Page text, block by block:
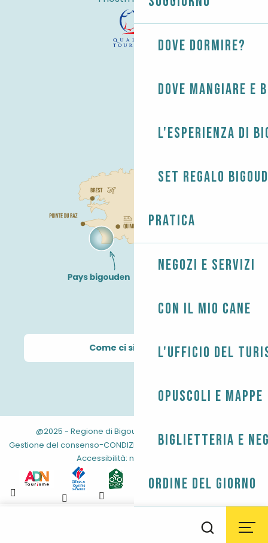
Dove dormire?
Dove mangiare e
L'esperienza di
Set regalo
Pratica
Negozi e servizi
Con il mio cane
L'Ufficio del
Opuscoli e mappe
Biglietteria e
Ordine del giorno
Come ci si arriva?
@2025 - Regione di Bigouden Informazioni legali
Gestione del consenso-CONDIZIONI GENERALI -Mappa del sito -
Accessibilità: non conforme